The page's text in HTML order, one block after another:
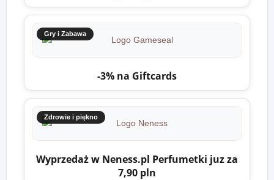
Gry i Zabawa
-3% na Giftcards
Zdrowie i piękno
Wyprzedaż w Neness.pl Perfumetki juz za
7,90 pln